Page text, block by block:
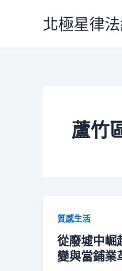
北極星律
蘆竹
質感生活
從廢墟中崛
變與當鋪業